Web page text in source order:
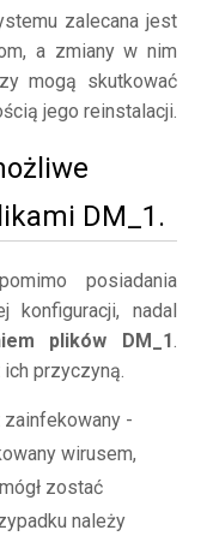
zalecana jest
a zmiany w nim
mogą skutkować
jego reinstalacji.
DM_1.
posiadania
konfiguracji, nadal
plików DM_1.
przyczyną.
-
wirusem,
zostać
należy